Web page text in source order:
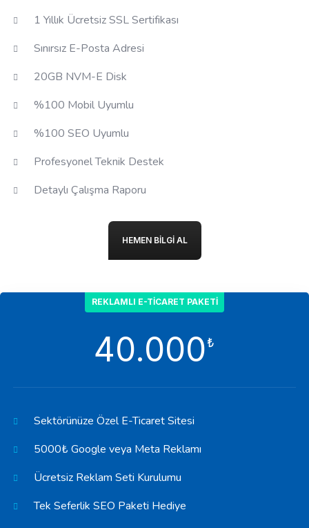
1 Yıllık Ücretsiz SSL Sertifikası
Sınırsız E-Posta Adresi
20GB NVM-E Disk
%100 Mobil Uyumlu
%100 SEO Uyumlu
Profesyonel Teknik Destek
Detaylı Çalışma Raporu
HEMEN BILGI AL
REKLAMLI E-TICARET PAKETI
40.000₺
Sektörünüze Özel E-Ticaret Sitesi
5000₺ Google veya Meta Reklamı
Ücretsiz Reklam Seti Kurulumu
Tek Seferlik SEO Paketi Hediye